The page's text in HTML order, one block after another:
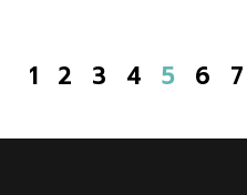
1 2 3 4 5 6 7